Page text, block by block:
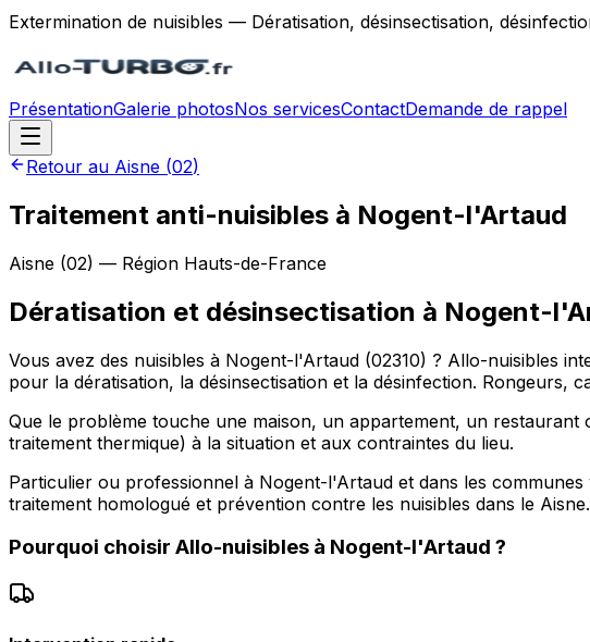
Extermination de nuisibles — Dératisation, désinsectisation,
PrésentationGalerie photosNos servicesContactDemande de rappel
Retour au Aisne (02)
Traitement anti-nuisibles à Nogent-l'Artaud
Aisne (02) — Région Hauts-de-France
Dératisation et désinsectisation à Nogent-
Vous avez des nuisibles à Nogent-l'Artaud (02310) ? Allo-nuisibles
pour la dératisation, la désinsectisation et la désinfection. Rongeurs,
Que le problème touche une maison, un appartement, un
traitement thermique) à la situation et aux contraintes du lieu.
Particulier ou professionnel à Nogent-l'Artaud et dans les
traitement homologué et prévention contre les nuisibles dans le Aisne.
Pourquoi choisir Allo-nuisibles à Nogent-l'Artaud ?